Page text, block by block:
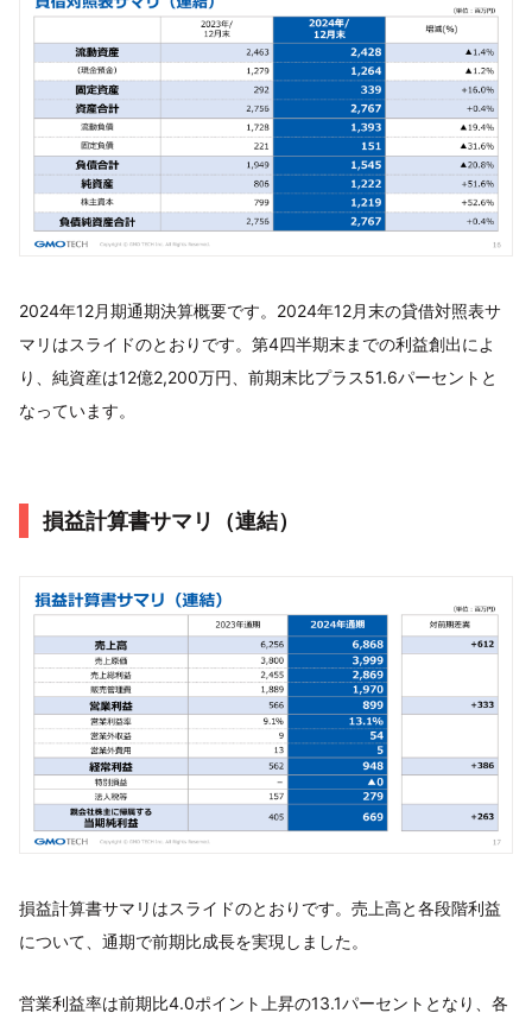
2024年12月期通期決算概要です。2024年12月末の貸借対照表サ
マリはスライドのとおりです。第4四半期末までの利益創出によ
り、純資産は12億2,200万円、前期末比プラス51.6パーセントと
なっています。
損益計算書サマリ（連結）
損益計算書サマリはスライドのとおりです。売上高と各段階利益
について、通期で前期比成長を実現しました。
営業利益率は前期比4.0ポイント上昇の13.1パーセントとなり、各